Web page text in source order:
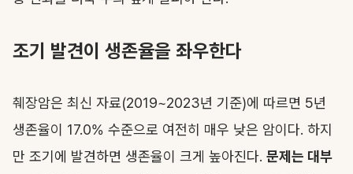
조기 발견이 생존율을 좌우한다
췌장암은 최신 자료(2019~2023년 기준)에 따르면 5년
생존율이 17.0% 수준으로 여전히 매우 낮은 암이다. 하지
만 조기에 발견하면 생존율이 크게 높아진다. 문제는 대부